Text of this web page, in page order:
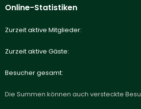
Online-Statistiken
Zurzeit aktive Mitglieder
Zurzeit aktive Gäste
Besucher gesamt
Die Summen können auch versteckte